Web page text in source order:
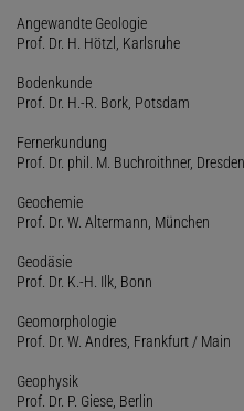
Angewandte Geologie
Prof. Dr. H. Hötzl, Karlsruhe
Bodenkunde
Prof. Dr. H.-R. Bork, Potsdam
Fernerkundung
Prof. Dr. phil. M. Buchroithner, Dresden
Geochemie
Prof. Dr. W. Altermann, München
Geodäsie
Prof. Dr. K.-H. Ilk, Bonn
Geomorphologie
Prof. Dr. W. Andres, Frankfurt / Main
Geophysik
Prof. Dr. P. Giese, Berlin